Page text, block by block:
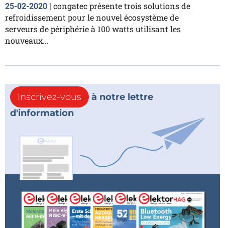
25-02-2020 | congatec présente trois solutions de
refroidissement pour le nouvel écosystème de
serveurs de périphérie à 100 watts utilisant les
nouveaux...
Inscrivez-vous
à notre lettre
d'information